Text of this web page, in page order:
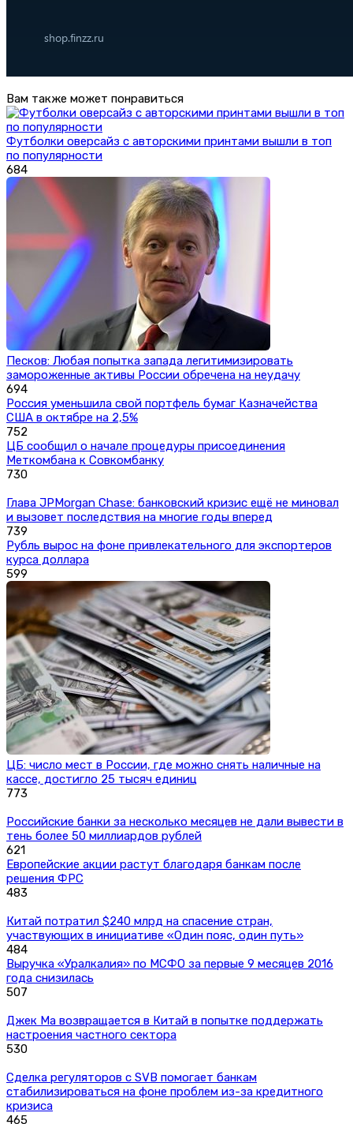
Вам также может понравиться
Футболки оверсайз с авторскими принтами вышли в топ
по популярности
684
Песков: Любая попытка запада легитимизировать
замороженные активы России обречена на неудачу
694
Россия уменьшила свой портфель бумаг Казначейства
США в октябре на 2,5%
752
ЦБ сообщил о начале процедуры присоединения
Меткомбана к Совкомбанку
730
Глава JPMorgan Chase: банковский кризис ещё не миновал
и вызовет последствия на многие годы вперед
739
Рубль вырос на фоне привлекательного для экспортеров
курса доллара
599
ЦБ: число мест в России, где можно снять наличные на
кассе, достигло 25 тысяч единиц
773
Российские банки за несколько месяцев не дали вывести в
тень более 50 миллиардов рублей
621
Европейские акции растут благодаря банкам после
решения ФРС
483
Китай потратил $240 млрд на спасение стран,
участвующих в инициативе «Один пояс, один путь»
484
Выручка «Уралкалия» по МСФО за первые 9 месяцев 2016
года снизилась
507
Джек Ма возвращается в Китай в попытке поддержать
настроения частного сектора
530
Сделка регуляторов с SVB помогает банкам
стабилизироваться на фоне проблем из-за кредитного
кризиса
465